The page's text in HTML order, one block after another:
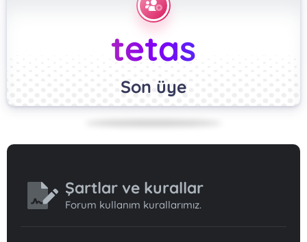
tetas
Son üye
Şartlar ve kurallar
Forum kullanım kurallarımız.